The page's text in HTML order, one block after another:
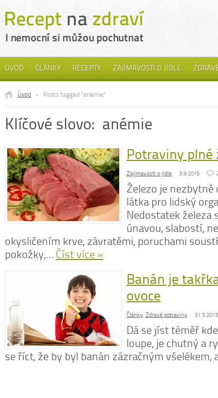
ÚVOD ČLÁNKY RECEPTY ZAJÍMAVOSTI O JÍDLE
Úvod » Posts tagged "anémie"
Klíčové slovo: anémie
Potraviny plné
Zajímavosti o jídle 3.9.2015
Železo je
látka pro lidský
Nedostatek železa
únavou, slabostí,
okysličením krve, závratěmi, poruchami
pokožky,… Číst více »
Banán je
ovoce
Články, Zdravé potraviny 31.5.2013
Dá se jíst téměř
loupe, je chutný a
se říct, že by byl banán zázračným všelékem,